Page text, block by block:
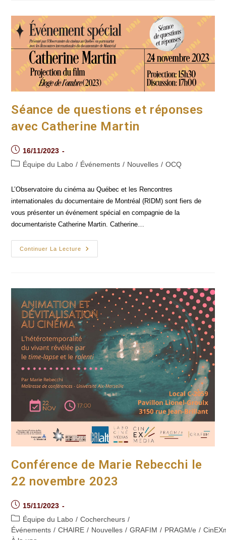
Des
Outils
Numériques
Séance de questions et réponses
avec Catherine Martin
Post
published:
16/11/2023
PostÉquipe du Labo / Événements / Nouvelles / OCQ
L’Observatoire du cinéma au Québec et les Rencontres
internationales du documentaire de Montréal (RIDM) sont fiers de
vous présenter un événement spécial en compagnie de la
documentariste Catherine Martin. Catherine…
Continuer La Lecture
Séance
De
Catherine
Martin
Conférence de Marie Rebecchi le
22 novembre 2023
Post
published:
15/11/2023
Post
category:
Équipe du Labo / Cochercheurs /
Événements / CHAIRE / Nouvelles / GRAFIM / PRAGM/e /